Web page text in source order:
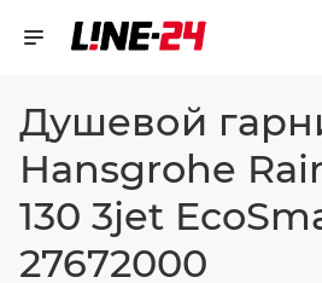
Душевой
Hansgrohe
130 3jet
27672000